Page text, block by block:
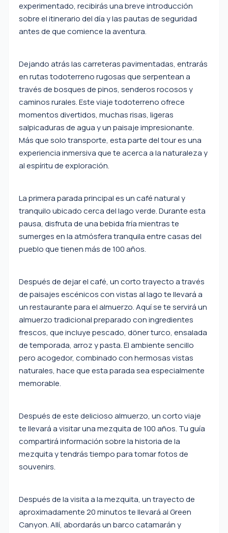
experimentado, recibirás una breve introducción
sobre el itinerario del día y las pautas de seguridad
antes de que comience la aventura.
Dejando atrás las carreteras pavimentadas, entrarás
en rutas todoterreno rugosas que serpentean a
través de bosques de pinos, senderos rocosos y
caminos rurales. Este viaje todoterreno ofrece
momentos divertidos, muchas risas, ligeras
salpicaduras de agua y un paisaje impresionante.
Más que solo transporte, esta parte del tour es una
experiencia inmersiva que te acerca a la naturaleza y
al espíritu de exploración.
La primera parada principal es un café natural y
tranquilo ubicado cerca del lago verde. Durante esta
pausa, disfruta de una bebida fría mientras te
sumerges en la atmósfera tranquila entre casas del
pueblo que tienen más de 100 años.
Después de dejar el café, un corto trayecto a través
de paisajes escénicos con vistas al lago te llevará a
un restaurante para el almuerzo. Aquí se te servirá un
almuerzo tradicional preparado con ingredientes
frescos, que incluye pescado, döner turco, ensalada
de temporada, arroz y pasta. El ambiente sencillo
pero acogedor, combinado con hermosas vistas
naturales, hace que esta parada sea especialmente
memorable.
Después de este delicioso almuerzo, un corto viaje
te llevará a visitar una mezquita de 100 años. Tu guía
compartirá información sobre la historia de la
mezquita y tendrás tiempo para tomar fotos de
souvenirs.
Después de la visita a la mezquita, un trayecto de
aproximadamente 20 minutos te llevará al Green
Canyon. Allí, abordarás un barco catamarán y